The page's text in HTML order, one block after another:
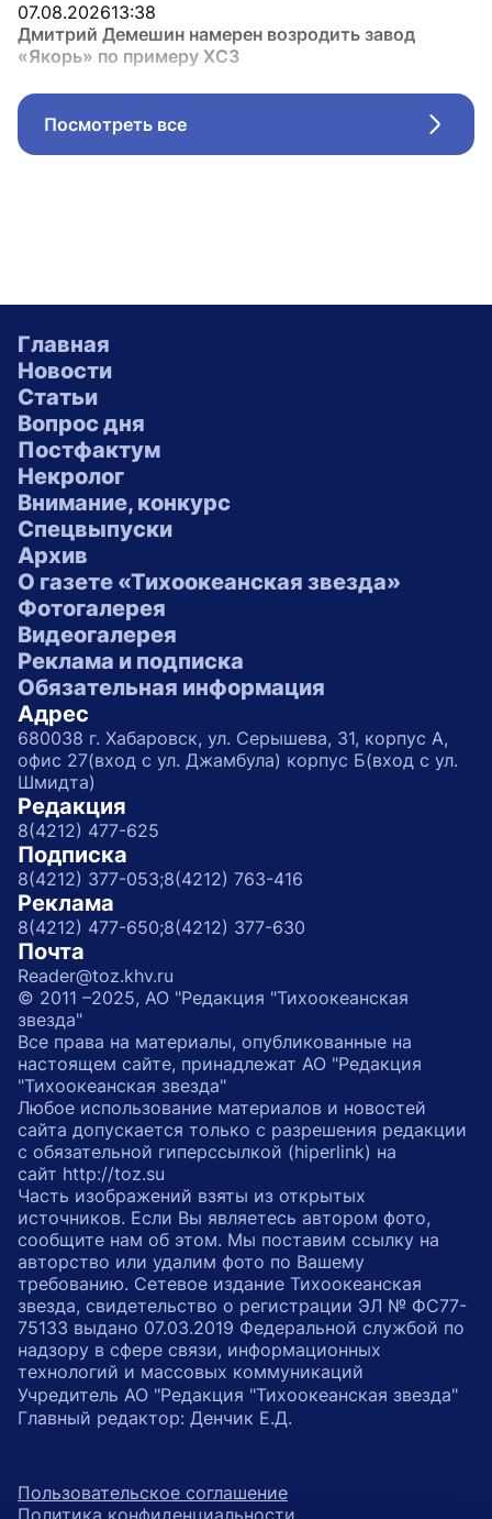
07.08.202613:38
Дмитрий Демешин намерен возродить завод
«Якорь» по примеру ХСЗ
Посмотреть все
Главная
Новости
Статьи
Вопрос дня
Постфактум
Некролог
Внимание, конкурс
Спецвыпуски
Архив
О газете «Тихоокеанская звезда»
Фотогалерея
Видеогалерея
Реклама и подписка
Обязательная информация
Адрес
680038 г. Хабаровск, ул. Серышева, 31, корпус А,
офис 27(вход с ул. Джамбула) корпус Б(вход с ул.
Шмидта)
Редакция
8(4212) 477-625
Подписка
8(4212) 377-053;8(4212) 763-416
Реклама
8(4212) 477-650;8(4212) 377-630
Почта
Reader@toz.khv.ru
© 2011 –2025, АО "Редакция "Тихоокеанская
звезда"
Все права на материалы, опубликованные на
настоящем сайте, принадлежат АО "Редакция
"Тихоокеанская звезда"
Любое использование материалов и новостей
сайта допускается только с разрешения редакции
с обязательной гиперссылкой (hiperlink) на
сайт http://toz.su
Часть изображений взяты из открытых
источников. Если Вы являетесь автором фото,
сообщите нам об этом. Мы поставим ссылку на
авторство или удалим фото по Вашему
требованию. Сетевое издание Тихоокеанская
звезда, свидетельство о регистрации ЭЛ № ФС77-
75133 выдано 07.03.2019 Федеральной службой по
надзору в сфере связи, информационных
технологий и массовых коммуникаций
Учредитель АО "Редакция "Тихоокеанская звезда"
Главный редактор: Денчик Е.Д.
Пользовательское соглашение
Политика конфиденциальности